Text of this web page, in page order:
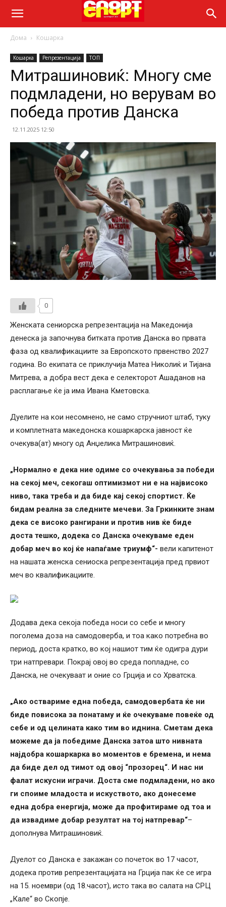
Дома Кошарка
Кошарка Репрезентација ТОП
Митрашиновиќ: Многу сме
подмладени, но верувам во
победа против Данска
12.11.2025 12:50
0
Женската сениорска репрезентација на Македонија
денеска ја започнува битката против Данска во првата
фаза од квалификациите за Европското првенство 2027
година. Во екипата се приклучија Матеа Николиќ и Тијана
Митрева, а добра вест дека е селекторот Ашаданов на
расплагање ќе ја има Ивана Кметовска.
Дуелите на кои несомнено, не само стручниот штаб, туку
и комплетната македонска кошаркарска јавност ќе
очекува(ат) многу од Анџелика Митрашиновиќ.
„Нормално е дека ние одиме со очекувања за победи
на секој меч, секогаш оптимизмот ни е на највисоко
ниво, така треба и да биде кај секој спортист. Ќе
бидам реална за следните мечеви. За Гркинките знам
дека се високо рангирани и против нив ќе биде
доста тешко, додека со Данска очекуваме еден
добар меч во кој ќе напаѓаме триумф“- вели капитенот
на нашата женска сениоска репрезентација пред првиот
меч во квалификациите.
Додава дека секоја победа носи со себе и многу
поголема доза на самодоверба, и тоа како потребна во
период, доста кратко, во кој нашиот тим ќе одигра дури
три натпревари. Покрај овој во среда попладне, со
Данска, не очекуваат и оние со Грција и со Хрватска.
„Ако оствариме една победа, самодовербата ќе ни
биде повисока за понатаму и ќе очекуваме повеќе од
себе и од целината како тим во иднина. Сметам дека
можеме да ја победиме Данска затоа што нивната
најдобра кошаркарка во моментов е бремена, и нема
да биде дел од тимот од овој “прозорец“. И нас ни
фалат искусни играчи. Доста сме подмладени, но ако
ги споиме младоста и искуството, ако донесеме
една добра енергија, може да профитираме од тоа и
да извадиме добар резултат на тој натпревар“–
дополнува Митрашиновиќ.
Дуелот со Данска е закажан со почеток во 17 часот,
додека против репрезентацијата на Грција пак ќе се игра
на 15. ноември (од 18.часот), исто така во салата на СРЦ
„Кале“ во Скопје.